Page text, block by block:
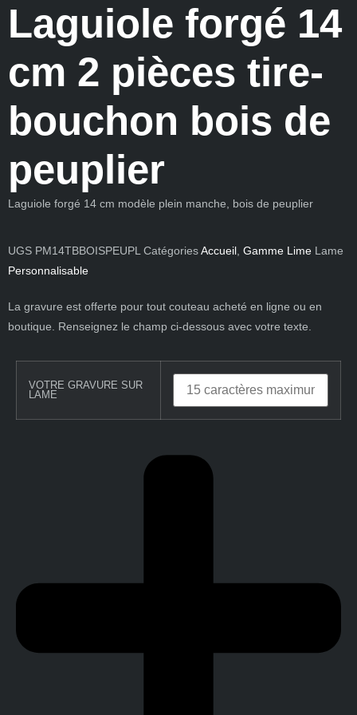
Laguiole forgé 14
cm 2 pièces tire-
bouchon bois de
peuplier
Laguiole forgé 14 cm modèle plein manche, bois de peuplier
UGS PM14TBBOISPEUPLCatégoriesAccueil, Gamme Lime Lame
Personnalisable
La gravure est offerte pour tout couteau acheté en ligne ou en
boutique. Renseignez le champ ci-dessous avec votre texte.
VOTRE GRAVURE SUR
LAME